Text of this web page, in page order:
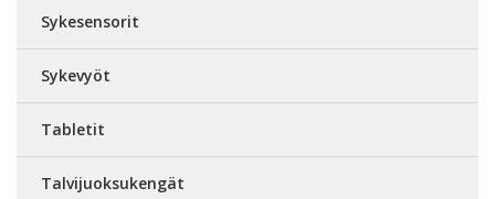
Sykesensorit
Sykevyöt
Tabletit
Talvijuoksukengät